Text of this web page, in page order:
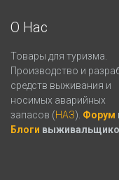
О Нас
Товары для туризма.
Производство и
средств выживания и
носимых аварийных
запасов (НАЗ). Форум
Блоги